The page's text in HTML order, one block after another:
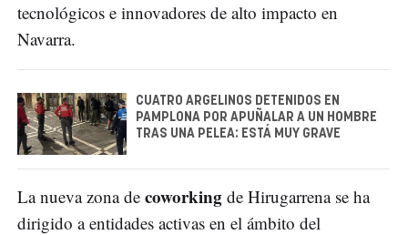
tecnológicos e innovadores de alto impacto en
Navarra.
CUATRO ARGELINOS DETENIDOS EN
PAMPLONA POR APUÑALAR A UN HOMBRE
TRAS UNA PELEA: ESTÁ MUY GRAVE
La nueva zona de coworking de Hirugarrena se ha
dirigido a entidades activas en el ámbito del